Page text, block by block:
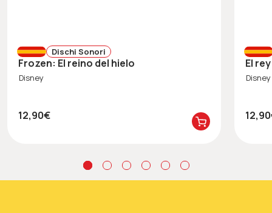
Dischi Sonori
Frozen: El reino del hielo
Disney
12,90€
El
Disney